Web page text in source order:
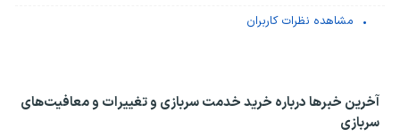
مشاهده نظرات کاربران
آخرین خبرها درباره خرید خدمت سربازی و تغییرات و معافیت‌های
سربازی